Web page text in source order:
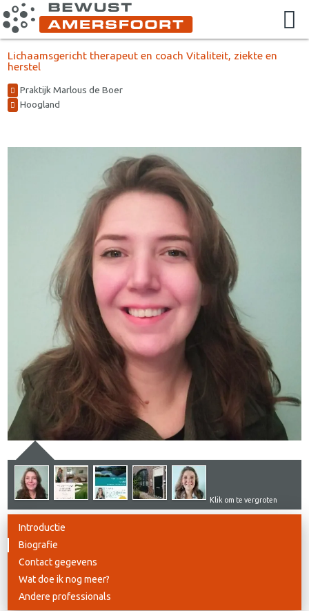
Lichaamsgericht therapeut en coach Vitaliteit, ziekte en
herstel
Praktijk Marlous de Boer
Hoogland
Klik om te vergroten
Introductie
Biografie
Contact gegevens
Wat doe ik nog meer?
Andere professionals